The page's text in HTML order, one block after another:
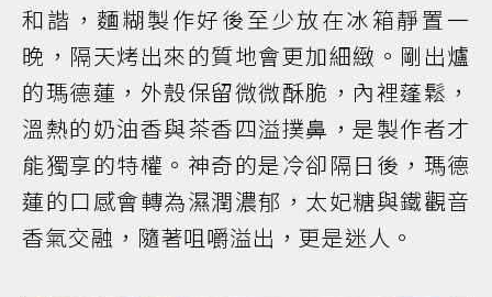
和諧，麵糊製作好後至少放在冰箱靜置一
晚，隔天烤出來的質地會更加細緻。剛出爐
的瑪德蓮，外殼保留微微酥脆，內裡蓬鬆，
溫熱的奶油香與茶香四溢撲鼻，是製作者才
能獨享的特權。神奇的是冷卻隔日後，瑪德
蓮的口感會轉為濕潤濃郁，太妃糖與鐵觀音
香氣交融，隨著咀嚼溢出，更是迷人。